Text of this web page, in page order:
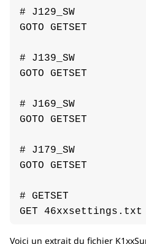
# J129_SW
GOTO GETSET
# J139_SW
GOTO GETSET
# J169_SW
GOTO GETSET
# J179_SW
GOTO GETSET
# GETSET
Voici un extrait du fichier